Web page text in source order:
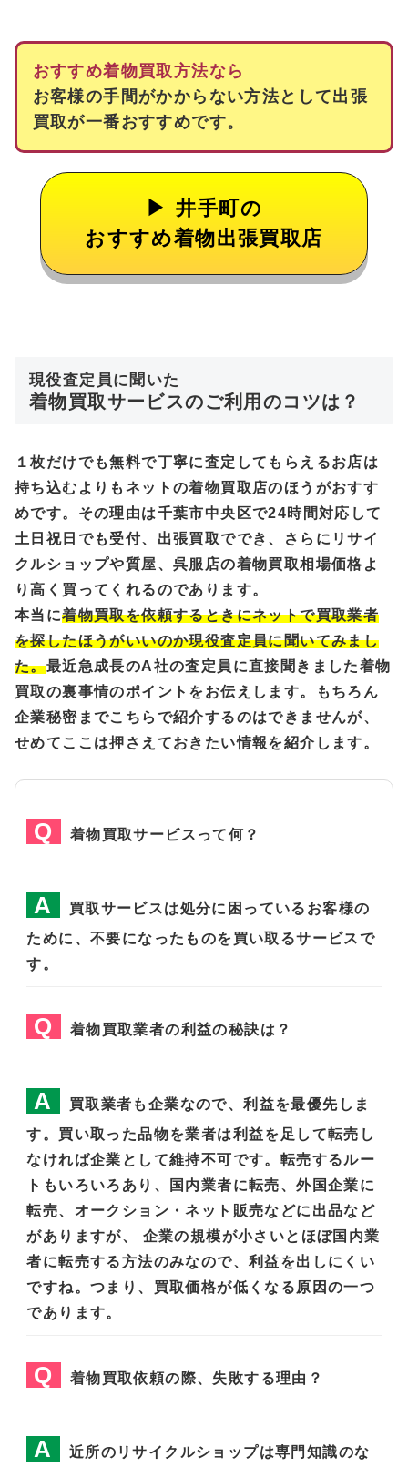
おすすめ着物買取方法なら
お客様の手間がかからない方法として出張
買取が一番おすすめです。
井手町の
おすすめ着物出張買取店
現役査定員に聞いた
着物買取サービスのご利用のコツは？
１枚だけでも無料で丁寧に査定してもらえるお店は
持ち込むよりもネットの着物買取店のほうがおすす
めです。その理由は千葉市中央区で24時間対応して
土日祝日でも受付、出張買取ででき、さらにリサイ
クルショップや質屋、呉服店の着物買取相場価格よ
り高く買ってくれるのであります。
本当に着物買取を依頼するときにネットで買取業者
を探したほうがいいのか現役査定員に聞いてみまし
た。最近急成長のA社の査定員に直接聞きました着物
買取の裏事情のポイントをお伝えします。もちろん
企業秘密までこちらで紹介するのはできませんが、
せめてここは押さえておきたい情報を紹介します。
着物買取サービスって何？
買取サービスは処分に困っているお客様の
ために、不要になったものを買い取るサービスで
す。
着物買取業者の利益の秘訣は？
買取業者も企業なので、利益を最優先しま
す。買い取った品物を業者は利益を足して転売し
なければ企業として維持不可です。転売するルー
トもいろいろあり、国内業者に転売、外国企業に
転売、オークション・ネット販売などに出品など
がありますが、 企業の規模が小さいとほぼ国内業
者に転売する方法のみなので、利益を出しにくい
ですね。つまり、買取価格が低くなる原因の一つ
であります。
着物買取依頼の際、失敗する理由？
近所のリサイクルショップは専門知識のな